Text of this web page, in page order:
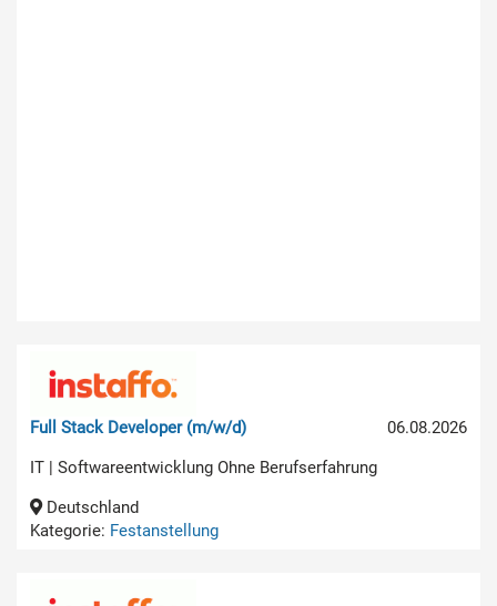
06.08.2026
Full Stack Developer (m/w/d)
IT | Softwareentwicklung Ohne Berufserfahrung
Deutschland
Kategorie: Festanstellung